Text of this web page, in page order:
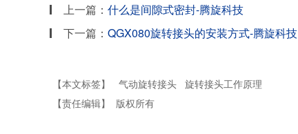
上一篇： 什么是间隙式密封-腾旋科技
下一篇： QGX080旋转接头的安装方式-腾旋科技
【本文标签】 气动旋转接头 旋转接头工作原理
【责任编辑】
版权所有